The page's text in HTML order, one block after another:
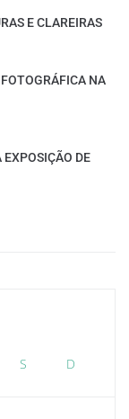
E CLAREIRAS
NA
EXPOSIÇÃO DE
S D